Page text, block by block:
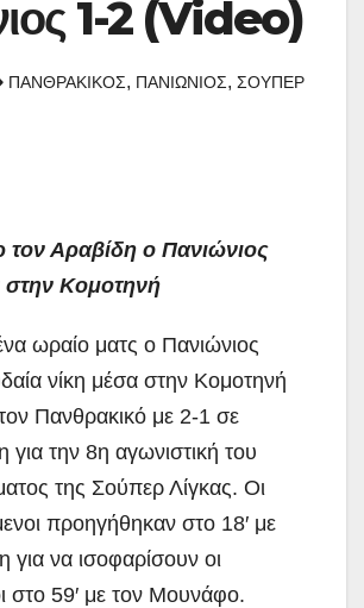
1-2 (Video)
ΠΑΝΘΡΑΚΙΚΟΣ, ΠΑΝΙΩΝΙΟΣ, ΣΟΥΠΕΡ
τον Αραβίδη ο Πανιώνιος
στην Κομοτηνή
ωραίο ματς ο Πανιώνιος
νίκη μέσα στην Κομοτηνή
Πανθρακικό με 2-1 σε
για την 8η αγωνιστική του
της Σούπερ Λίγκας. Οι
προηγήθηκαν στο 18′ με
για να ισοφαρίσουν οι
στο 59′ με τον Μουνάφο.